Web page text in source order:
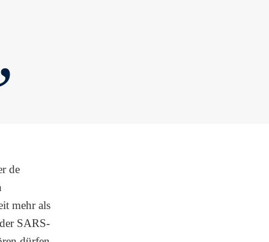
de
mehr als
SARS-